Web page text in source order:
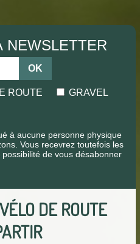
NEWSLETTER
OK
ROUTE
GRAVEL
à aucune personne physique
Vous recevrez toutefois les
de vous désabonner
DE ROUTE